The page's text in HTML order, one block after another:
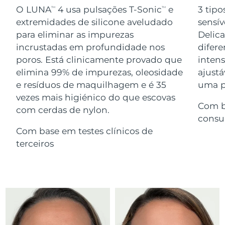
O LUNATM 4 usa pulsações T-SonicTM
e
extremidades de silicone aveludado
para eliminar as impurezas
incrustadas em profundidade nos
poros. Está clinicamente provado que
elimina 99% de impurezas, oleosidade
e resíduos de maquilhagem e é 35
vezes mais higiénico do que escovas
com cerdas de nylon.
Com base em testes clínicos de
terceiros
3
uma
Com
Advanced pore care essentials
For healthy hair
issa™ Teeth Whitening Gel
18% PAP
Cosméticos Homens
Comprar todos
FOREO APP
Israel Entrega prevista12/08/2026
Itália Entrega prevista 08/08/2026
Japão Entrega prevista11/08/2026
Jersey
10/08/2026
Kuwait
Líbano Entrega prevista09/08/2026
Lituânia Entrega prevista 08/08/2026